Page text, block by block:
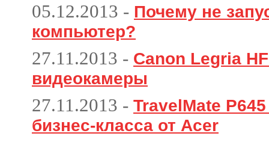
05.12.2013 - Почему не
компьютер?
27.11.2013 - Canon Legria
видеокамеры
27.11.2013 - TravelMate
бизнес-класса от Acer